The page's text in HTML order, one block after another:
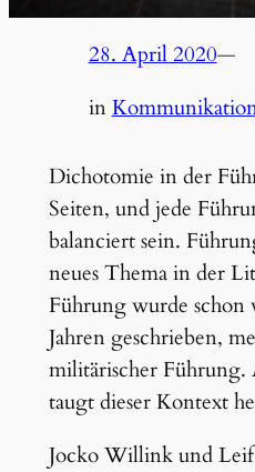
28. April 2020—
in
Dichotomie in der
Seiten, und jede
balanciert sein.
neues Thema in der
Führung wurde schon
Jahren geschrieben,
militärischer Führung.
taugt dieser Kontext
Jocko Willink und